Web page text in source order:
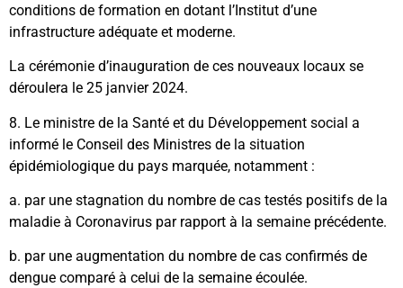
conditions de formation en dotant l’Institut d’une
infrastructure adéquate et moderne.
La cérémonie d’inauguration de ces nouveaux locaux se
déroulera le 25 janvier 2024.
8. Le ministre de la Santé et du Développement social a
informé le Conseil des Ministres de la situation
épidémiologique du pays marquée, notamment :
a. par une stagnation du nombre de cas testés positifs de la
maladie à Coronavirus par rapport à la semaine précédente.
b. par une augmentation du nombre de cas confirmés de
dengue comparé à celui de la semaine écoulée.